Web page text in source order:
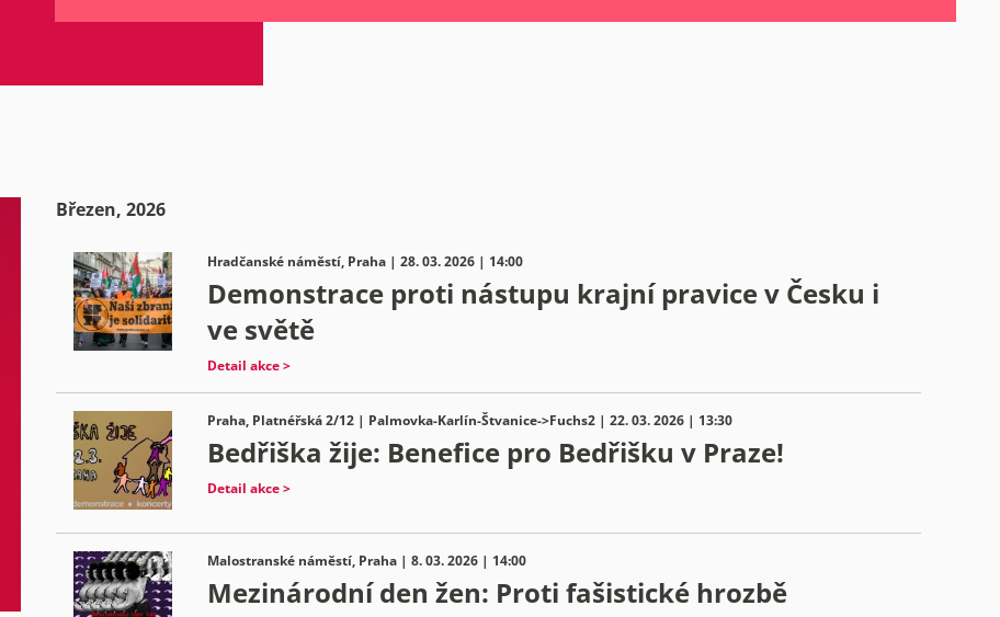
Březen, 2026
Hradčanské náměstí, Praha | 28. 03. 2026 | 14:00
Demonstrace proti nástupu krajní pravice v Česku i
ve světě
Detail akce >
Praha, Platnéřská 2/12 | Palmovka-Karlín-Štvanice->Fuchs2 | 22. 03. 2026 | 13:30
Bedřiška žije: Benefice pro Bedřišku v Praze!
Detail akce >
Malostranské náměstí, Praha | 8. 03. 2026 | 14:00
Mezinárodní den žen: Proti fašistické hrozbě